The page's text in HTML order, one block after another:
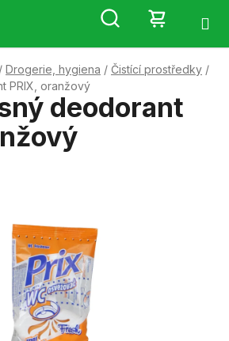
Hledat
KOŠÍK
/ Drogerie, hygiena / Čistící prostředky /
PRIX, oranžový
deodorant